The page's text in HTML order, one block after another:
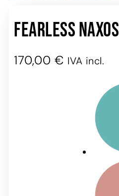
Fearless Naxos
170,00 € IVA incl.